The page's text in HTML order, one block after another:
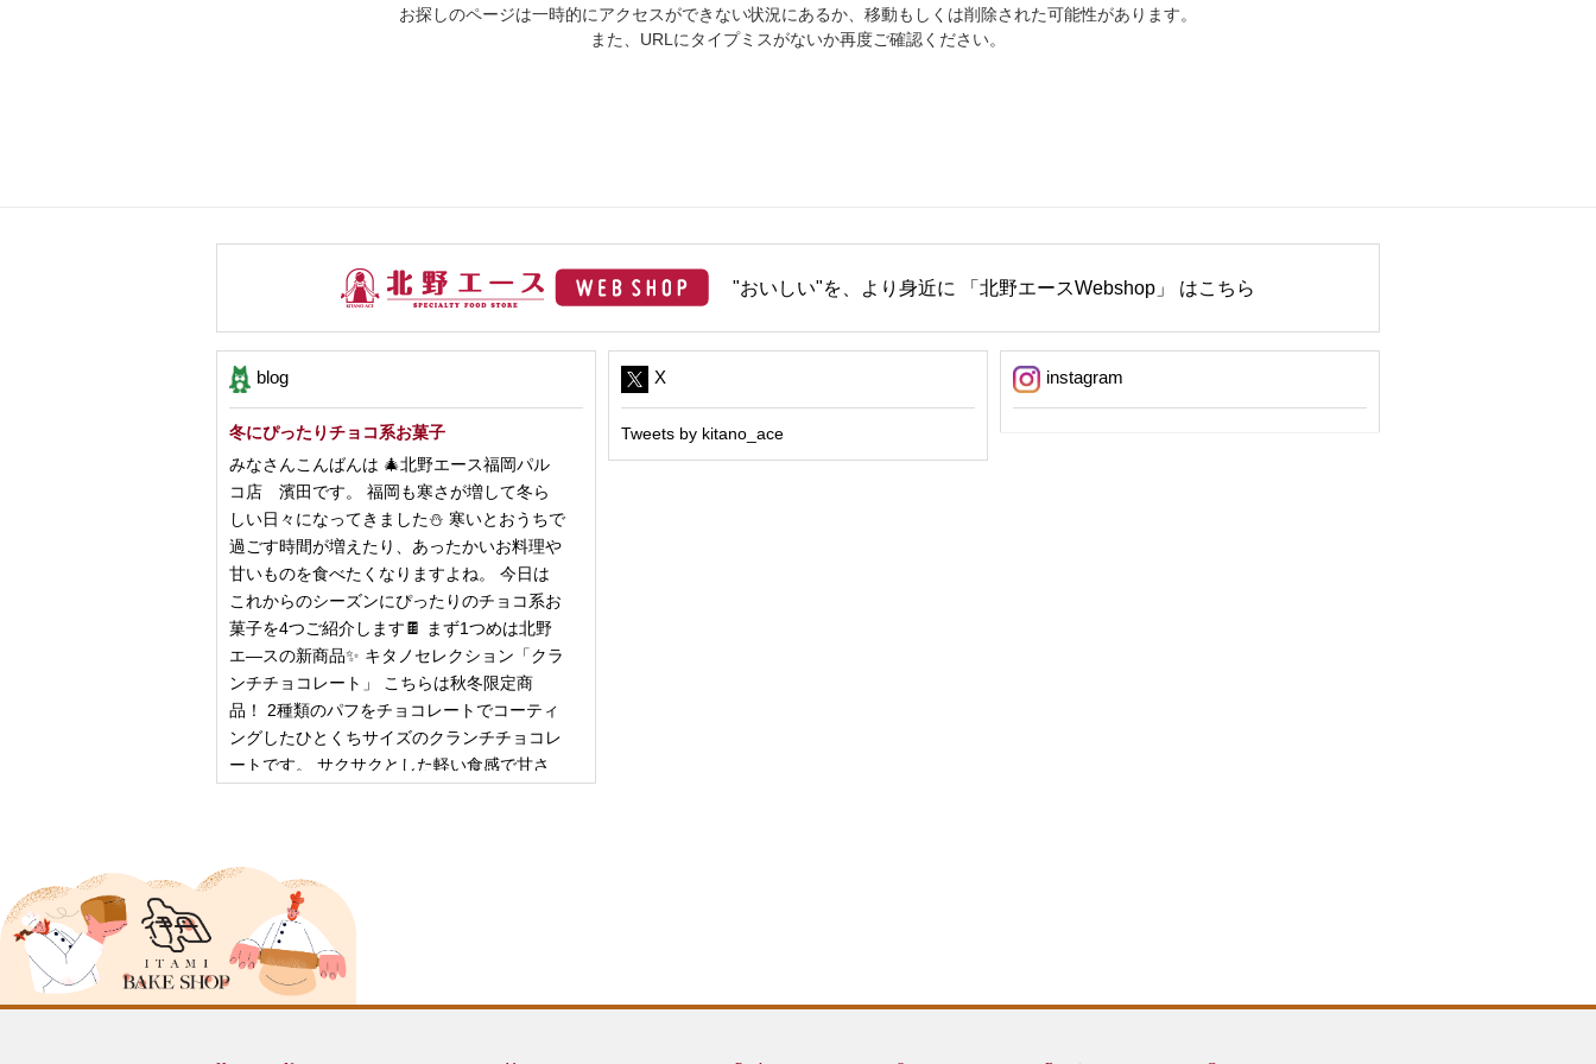
お探しのページは一時的にアクセスができない状況にあるか、移動もしくは削除された可能性があります。
また、URLにタイプミスがないか再度ご確認ください。
"おいしい"を、より身近に 「北野エースWebshop」 はこちら
blog
冬にぴったりチョコ系お菓子
みなさんこんばんは 🎄北野エース福岡パル
コ店 濱田です。 福岡も寒さが増して冬ら
しい日々になってきました⛄️ 寒いとおうちで
過ごす時間が増えたり、あったかいお料理や
甘いものを食べたくなりますよね。 今日は
これからのシーズンにぴったりのチョコ系お
菓子を4つご紹介します🍫 まず1つめは北野
エ―スの新商品✨ キタノセレクション「クラ
ンチチョコレート」 こちらは秋冬限定商
品！ 2種類のパフをチョコレートでコーティ
ングしたひとくちサイズのクランチチョコレ
ートです。 サクサクとした軽い食感で甘さ
ピザ立ちぬ
ブログをご覧の皆様、こんにちは！北野エー
スMOMOテラス店の大西です。 いきなりで
すが、これは何だと思いますか？ ヒントは
12月に活躍するあの食べ物です！ はんぺ
X
Tweets by kitano_ace
instagram